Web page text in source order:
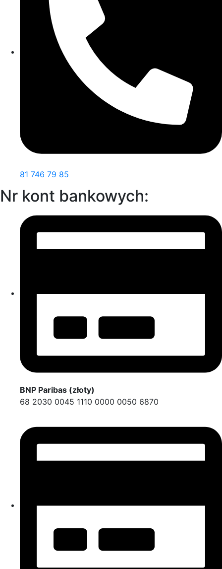
81 746 79 85
Nr kont bankowych:
BNP Paribas (złoty)
68 2030 0045 1110 0000 0050 6870